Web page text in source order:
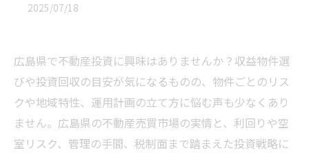
2025/07/18
広島県で不動産投資に興味はありませんか？収益物件選
びや投資回収の目安が気になるものの、物件ごとのリス
クや地域特性、運用計画の立て方に悩む声も少なくあり
ません。広島県の不動産売買市場の実情と、利回りや空
室リスク、管理の手間、税制面まで踏まえた投資戦略に